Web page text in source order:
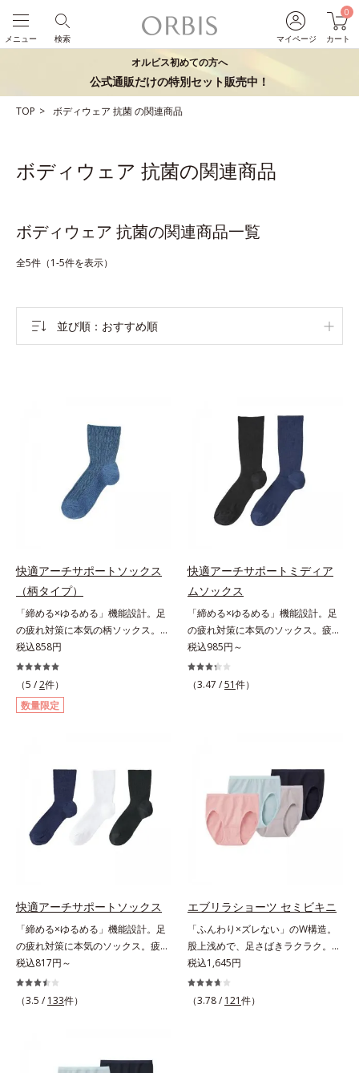
マイページ
0
カート
検索
メニュー
オルビス初めての方へ
公式通販だけの特別セット販売中！
TOP ボディウェア 抗菌の関連商品
ボディウェア 抗菌の関連商品
ボディウェア 抗菌の関連商品一覧
全5件（1-5件を表示）
並び順 おすすめ順
快適アーチサポートソックス
（柄タイプ）
「締める×ゆるめる」機能設計。足
の疲れ対策に本気の柄ソックス。疲
れがたまる土踏まずを強力にサポー
ト足は、思いのほか疲れがたまる場
所。毎晩「ダル重」の方も多いので
は？そんな足の疲れ対策に本気のソ
ックスです。強力な土踏まずサポー
税込858円
（5 /2件）
数量限定
快適アーチサポートミディア
ムソックス
「締める×ゆるめる」機能設計。足
の疲れ対策に本気のソックス。疲れ
がたまる土踏まずを強力にサポート
足は、思いのほか疲れがたまる場
所。毎晩「ダル重」の方も多いので
税込985円～
（3.47 /51件）
快適アーチサポートソックス
「締める×ゆるめる」機能設計。足
の疲れ対策に本気のソックス。疲れ
がたまる土踏まずを強力にサポート
足は、思いのほか疲れがたまる場
所。毎晩「ダル重」の方も多いので
を発揮。家に帰って脱いだ瞬間、そ
税込817円～
（3.5 / 133件）
エブリラショーツ セミビキニ
「ふんわり×ズレない」のW構造。
股上浅めで、足さばきラクラク。肌
ストレスのない究極のリラックス感
たっぷりの布分量を使った立体設計
でヒップをすっぽり包み込み、ズレ
税込1,645円
（3.78 / 121件）